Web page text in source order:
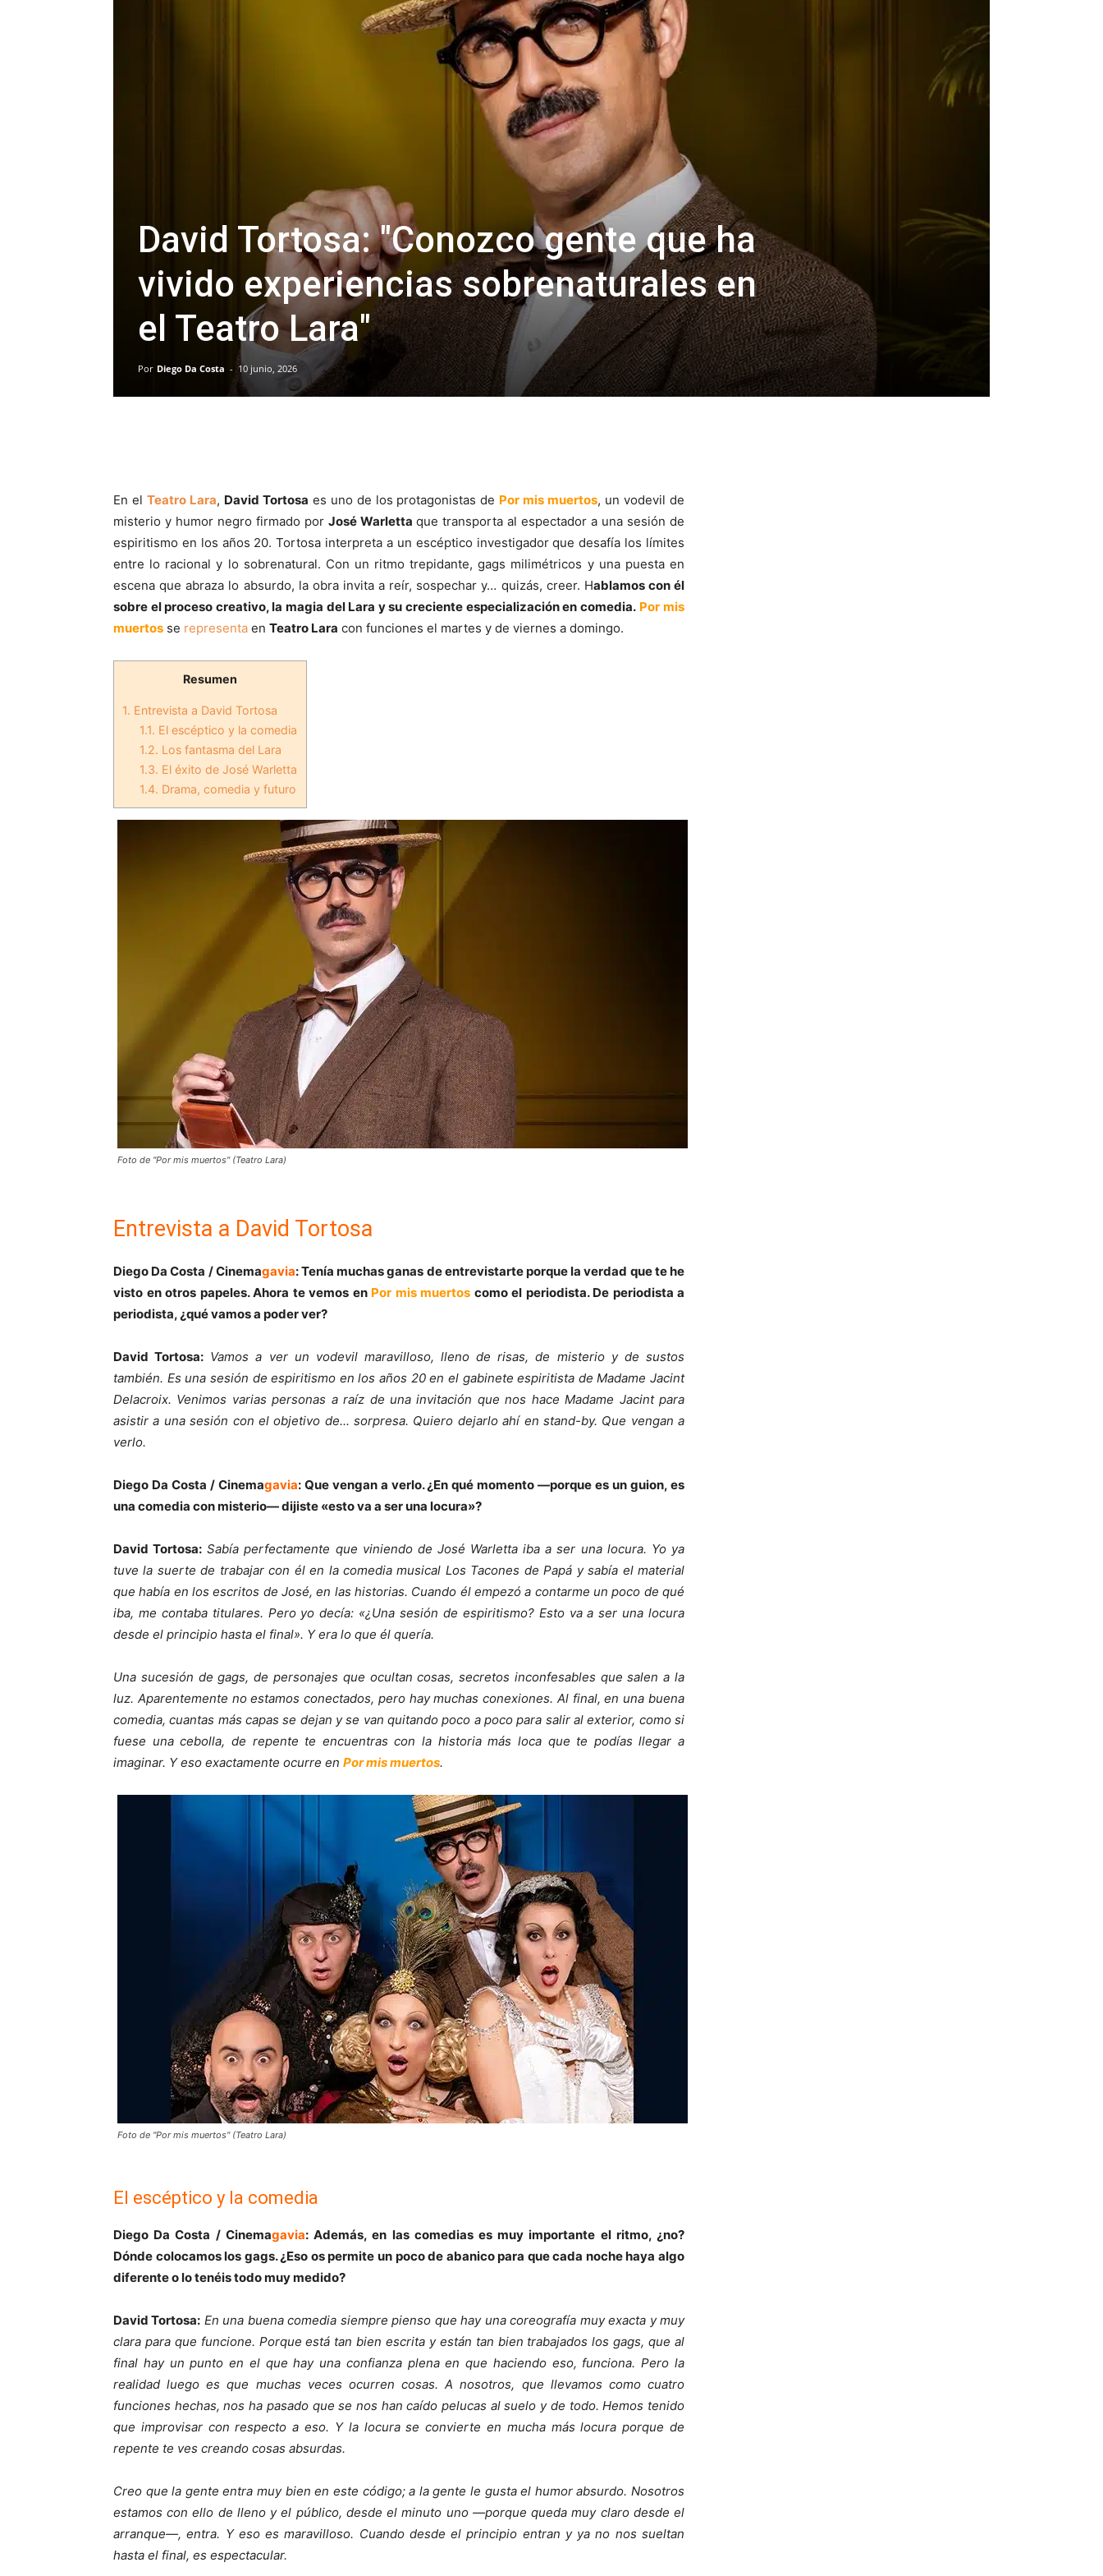
David Tortosa: "Conozco gente que ha
vivido experiencias sobrenaturales en
el Teatro Lara"
Por Diego Da Costa - 10 junio, 2026
En el Teatro Lara, David Tortosa es uno de los protagonistas de Por mis muertos, un vodevil de
misterio y humor negro firmado por José Warletta que transporta al espectador a una sesión de
espiritismo en los años 20. Tortosa interpreta a un escéptico investigador que desafía los límites
entre lo racional y lo sobrenatural. Con un ritmo trepidante, gags milimétricos y una puesta en
escena que abraza lo absurdo, la obra invita a reír, sospechar y… quizás, creer. Hablamos con él
sobre el proceso creativo, la magia del Lara y su creciente especialización en comedia. Por mis
muertos se representa en Teatro Lara con funciones el martes y de viernes a domingo.
Resumen
1. Entrevista a David Tortosa
1.1. El escéptico y la comedia
1.2. Los fantasma del Lara
1.3. El éxito de José Warletta
1.4. Drama, comedia y futuro
Foto de "Por mis muertos" (Teatro Lara)
Entrevista a David Tortosa
Diego Da Costa /Cinemagavia:Tenía muchas ganas de entrevistarte porque la verdad que te he
visto en otros papeles. Ahora te vemos en Por mis muertos como el periodista. De periodista a
periodista, ¿qué vamos a poder ver?
David Tortosa: Vamos a ver un vodevil maravilloso, lleno de risas, de misterio y de sustos
también. Es una sesión de espiritismo en los años 20 en el gabinete espiritista de Madame Jacint
Delacroix. Venimos varias personas a raíz de una invitación que nos hace Madame Jacint para
asistir a una sesión con el objetivo de... sorpresa. Quiero dejarlo ahí en stand-by. Que vengan a
verlo.
Diego Da Costa / Cinemagavia:Que vengan a verlo. ¿En qué momento —porque es un guion, es
una comedia con misterio— dijiste «esto va a ser una locura»?
David Tortosa: Sabía perfectamente que viniendo de José Warletta iba a ser una locura. Yo ya
tuve la suerte de trabajar con él en la comedia musical Los Tacones de Papá y sabía el material
que había en los escritos de José, en las historias. Cuando él empezó a contarme un poco de qué
iba, me contaba titulares. Pero yo decía: «¿Una sesión de espiritismo? Esto va a ser una locura
desde el principio hasta el final». Y era lo que él quería.
Una sucesión de gags, de personajes que ocultan cosas, secretos inconfesables que salen a la
luz. Aparentemente no estamos conectados, pero hay muchas conexiones. Al final, en una buena
comedia, cuantas más capas se dejan y se van quitando poco a poco para salir al exterior, como si
fuese una cebolla, de repente te encuentras con la historia más loca que te podías llegar a
imaginar. Y eso exactamente ocurre en Por mis muertos.
Foto de "Por mis muertos" (Teatro Lara)
El escéptico y la comedia
Diego Da Costa / Cinemagavia:Además, en las comedias es muy importante el ritmo, ¿no?
Dónde colocamos los gags. ¿Eso os permite un poco de abanico para que cada noche haya algo
diferente o lo tenéis todo muy medido?
David Tortosa: En una buena comedia siempre pienso que hay una coreografía muy exacta y muy
clara para que funcione. Porque está tan bien escrita y están tan bien trabajados los gags, que al
final hay un punto en el que hay una confianza plena en que haciendo eso, funciona. Pero la
realidad luego es que muchas veces ocurren cosas. A nosotros, que llevamos como cuatro
funciones hechas, nos ha pasado que se nos han caído pelucas al suelo y de todo. Hemos tenido
que improvisar con respecto a eso. Y la locura se convierte en mucha más locura porque de
repente te ves creando cosas absurdas.
Creo que la gente entra muy bien en este código; a la gente le gusta el humor absurdo. Nosotros
estamos con ello de lleno y el público, desde el minuto uno —porque queda muy claro desde el
arranque—, entra. Y eso es maravilloso. Cuando desde el principio entran y ya no nos sueltan
hasta el final, es espectacular.